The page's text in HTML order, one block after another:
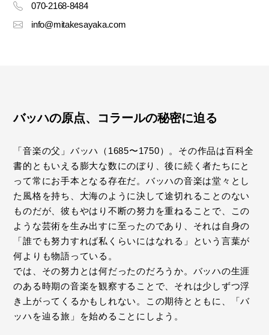
070-2168-8484
info@mitakesayaka.com
バッハの原点、コラールの秘密に迫る
「音楽の父」バッハ（1685〜1750）。その作品は百科全
書的ともいえる膨大な数にのぼり、後に続く者たちにと
って常にお手本となる存在だ。バッハの音楽は堂々とし
た風格を持ち、大海のように決して途切れることのない
ものだが、彼もやはり不断の努力を重ねることで、この
ような芸術を生み出すに至ったのであり、それは自身の
「誰でも努力すれば私くらいにはなれる」という言葉が
何よりも物語っている。
では、その努力とは何だったのだろうか。バッハの生涯
のある時期の音楽を観察することで、それは少しずつ浮
き上がってくるかもしれない。この期待とともに、「バ
ッハを辿る旅」を始めることにしよう。